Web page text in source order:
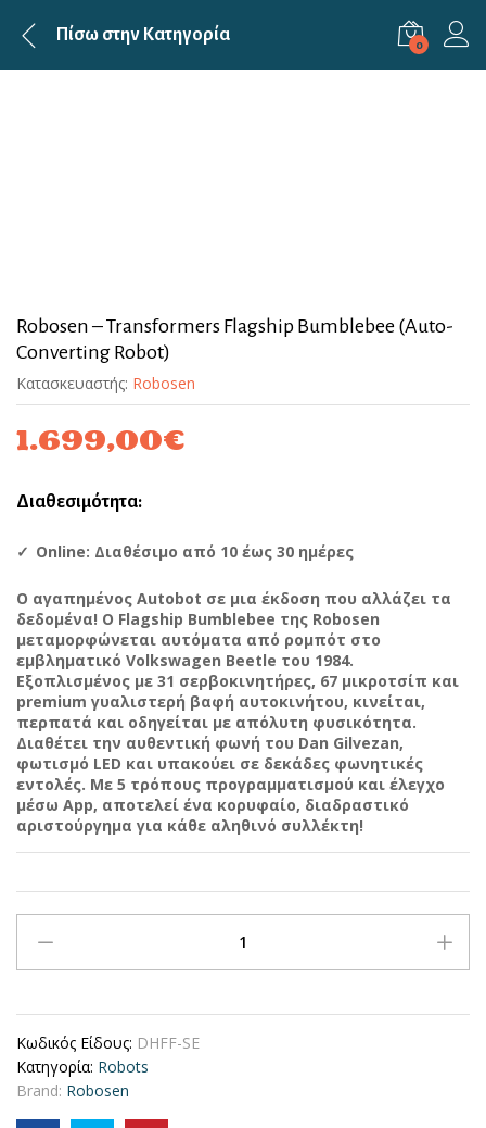
Πίσω στην Κατηγορία 0
Robosen – Transformers Flagship Bumblebee (Auto-
Converting Robot)
Κατασκευαστής: Robosen
1.699,00€
Διαθεσιμότητα:
Online: Διαθέσιμο από 10 έως 30 ημέρες
Ο αγαπημένος Autobot σε μια έκδοση που αλλάζει τα
δεδομένα! Ο Flagship Bumblebee της Robosen
μεταμορφώνεται αυτόματα από ρομπότ στο
εμβληματικό Volkswagen Beetle του 1984.
Εξοπλισμένος με 31 σερβοκινητήρες, 67 μικροτσίπ και
premium γυαλιστερή βαφή αυτοκινήτου, κινείται,
περπατά και οδηγείται με απόλυτη φυσικότητα.
Διαθέτει την αυθεντική φωνή του Dan Gilvezan,
φωτισμό LED και υπακούει σε δεκάδες φωνητικές
εντολές. Με 5 τρόπους προγραμματισμού και έλεγχο
μέσω App, αποτελεί ένα κορυφαίο, διαδραστικό
αριστούργημα για κάθε αληθινό συλλέκτη!
Transformers
Bumblebee
(Auto-
Converting
Robot)
quantity
Κωδικός Είδους: DHFF-SE
Κατηγορία: Robots
Brand: Robosen